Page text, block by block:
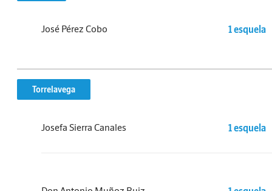
José Pérez Cobo 1 esquela
Torrelavega
Josefa Sierra Canales 1 esquela